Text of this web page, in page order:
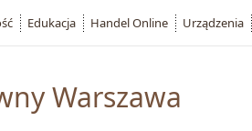
Warszawa
Edukacja Handel Online Urządzenia